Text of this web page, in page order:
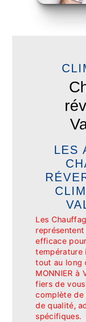
LES
Les
efficace
température
tout au long
MONNIER à
fiers de
complète de
de qualité,
spécifiques.